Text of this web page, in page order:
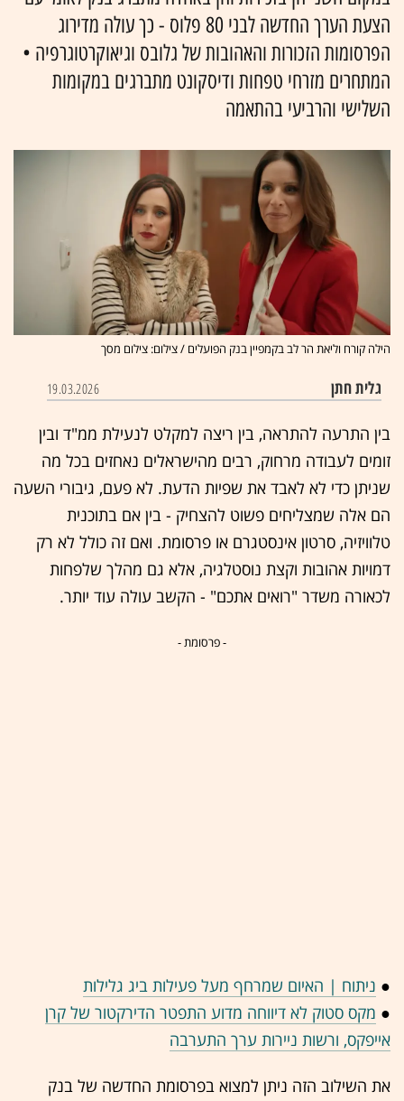
הצעת הערך החדשה לבני 80 פלוס - כך עולה מדירוג
הפרסומות הזכורות והאהובות של גלובס וגיאוקרטוגרפיה •
המתחרים מזרחי טפחות ודיסקונט מתברגים במקומות
השלישי והרביעי בהתאמה
הילה קורח וליאת הר לב בקמפיין בנק הפועלים / צילום: צילום מסך
גלית חתן 19.03.2026
בין התרעה להתראה, בין ריצה למקלט לנעילת ממ"ד ובין
זומים לעבודה מרחוק, רבים מהישראלים נאחזים בכל מה
שניתן כדי לא לאבד את שפיות הדעת. לא פעם, גיבורי השעה
הם אלה שמצליחים פשוט להצחיק - בין אם בתוכנית
טלוויזיה, סרטון אינסטגרם או פרסומת. ואם זה כולל לא רק
דמויות אהובות וקצת נוסטלגיה, אלא גם מהלך שלפחות
לכאורה משדר "רואים אתכם" - הקשב עולה עוד יותר.
- פרסומת -
● ניתוח | האיום שמרחף מעל פעילות ביג גלילות
● מקס סטוק לא דיווחה מדוע התפטר הדירקטור של קרן
אייפקס, ורשות ניירות ערך התערבה
את השילוב הזה ניתן למצוא בפרסומת החדשה של בנק